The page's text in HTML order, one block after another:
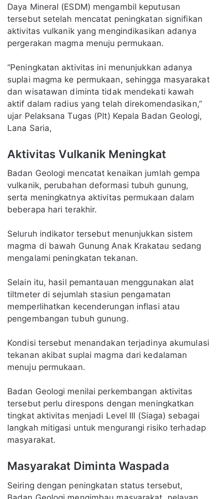
Daya Mineral (ESDM) mengambil keputusan
tersebut setelah mencatat peningkatan signifikan
aktivitas vulkanik yang mengindikasikan adanya
pergerakan magma menuju permukaan.
“Peningkatan aktivitas ini menunjukkan adanya
suplai magma ke permukaan, sehingga masyarakat
dan wisatawan diminta tidak mendekati kawah
aktif dalam radius yang telah direkomendasikan,”
ujar Pelaksana Tugas (Plt) Kepala Badan Geologi,
Lana Saria,
Aktivitas Vulkanik Meningkat
Badan Geologi mencatat kenaikan jumlah gempa
vulkanik, perubahan deformasi tubuh gunung,
serta meningkatnya aktivitas permukaan dalam
beberapa hari terakhir.
Seluruh indikator tersebut menunjukkan sistem
magma di bawah Gunung Anak Krakatau sedang
mengalami peningkatan tekanan.
Selain itu, hasil pemantauan menggunakan alat
tiltmeter di sejumlah stasiun pengamatan
memperlihatkan kecenderungan inflasi atau
pengembangan tubuh gunung.
Kondisi tersebut menandakan terjadinya akumulasi
tekanan akibat suplai magma dari kedalaman
menuju permukaan.
Badan Geologi menilai perkembangan aktivitas
tersebut perlu direspons dengan meningkatkan
tingkat aktivitas menjadi Level III (Siaga) sebagai
langkah mitigasi untuk mengurangi risiko terhadap
masyarakat.
Masyarakat Diminta Waspada
Seiring dengan peningkatan status tersebut,